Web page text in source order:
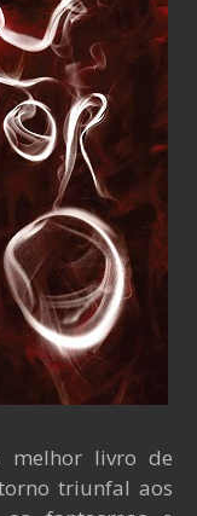
melhor livro de
triunfal aos